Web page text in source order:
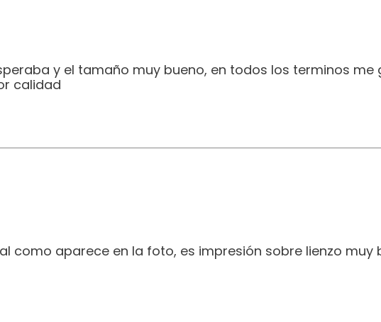
y el tamaño muy bueno, en todos los terminos
calidad
como aparece en la foto, es impresión sobre lienzo muy